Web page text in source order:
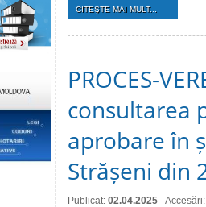
CITEŞTE MAI MULT...
PROCES-
consultarea
aprobare în
Strășeni din
Publicat: 02.04.2025